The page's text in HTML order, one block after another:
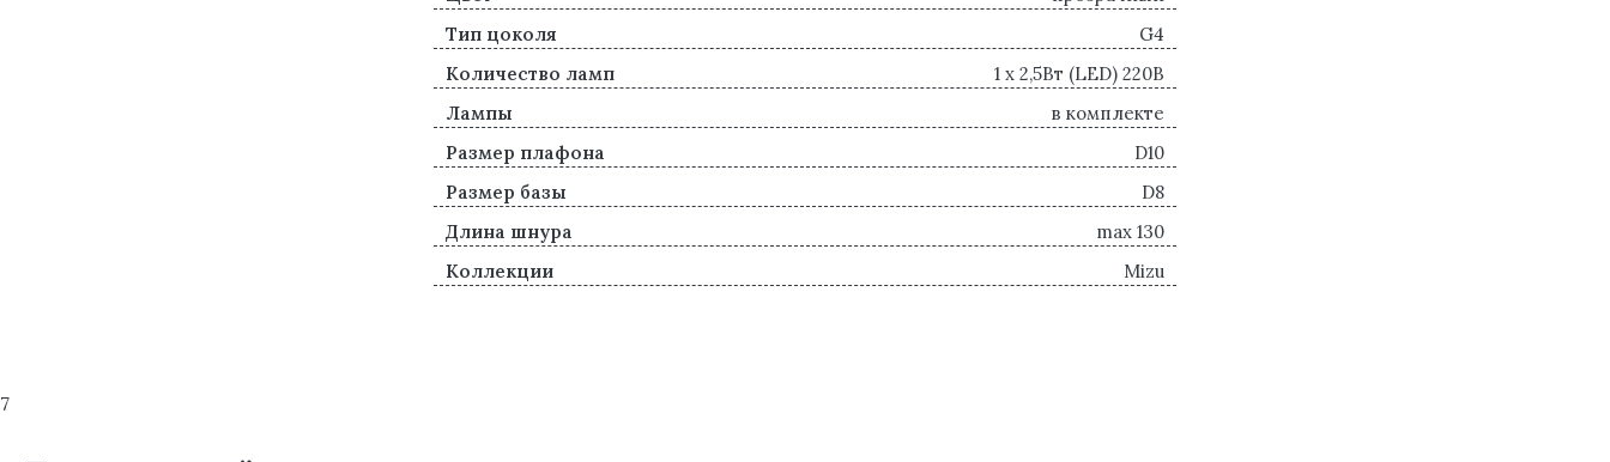
Тип цоколя
G4
Количество ламп
1 x 2,5Вт (LED) 220В
Лампы
в комплекте
Размер плафона
D10
Размер базы
D8
Длина шнура
max 130
Коллекции
Mizu
7